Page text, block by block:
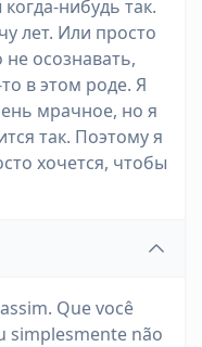
нибудь так.
лет. Или просто
осознавать,
в этом роде. Я
мрачное, но я
так. Поэтому я
хочется, чтобы
Que você
simplesmente não